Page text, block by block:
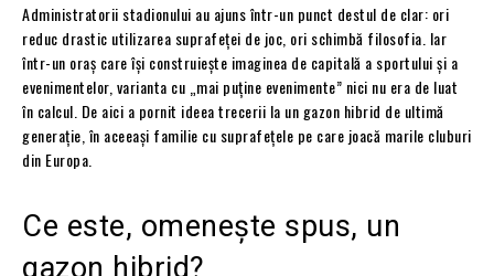
Administratorii stadionului au ajuns într-un punct destul de clar: ori
reduc drastic utilizarea suprafeței de joc, ori schimbă filosofia. Iar
într-un oraș care își construiește imaginea de capitală a sportului și a
evenimentelor, varianta cu „mai puține evenimente” nici nu era de luat
în calcul. De aici a pornit ideea trecerii la un gazon hibrid de ultimă
generație, în aceeași familie cu suprafețele pe care joacă marile cluburi
din Europa.
Ce este, omenește spus, un
gazon hibrid?